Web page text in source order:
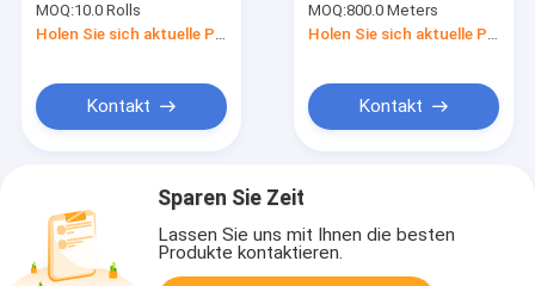
Rolls Sticker Roll For
Car Body
MOQ:10.0 Rolls
Kontakt
For Car Seat Cover
And Furniture
MOQ:800.0 Meters
Kontakt
Sparen Sie Zeit
Lassen Sie uns mit Ihnen die besten
Produkte kontaktieren.